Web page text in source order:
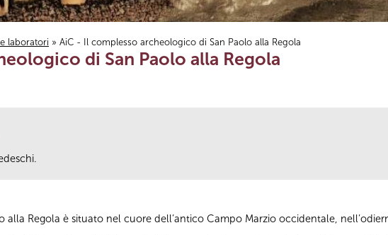
laboratori » AiC - Il complesso archeologico di San Paolo alla Regola
di San Paolo alla Regola
alla Regola è situato nel cuore dell’antico Campo Marzio occidentale,